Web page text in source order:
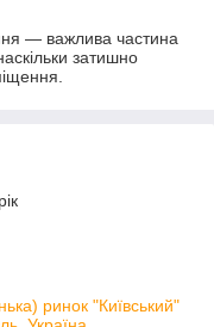
— важлива частина
затишно
ринок "Київський"